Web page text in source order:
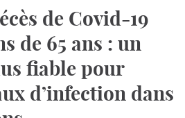
de Covid-19
de 65 ans : un
fiable pour
d’infection dans